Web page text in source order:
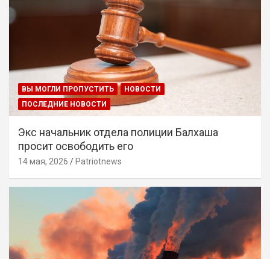
ВЫ МОГЛИ ПРОПУСТИТЬ
НОВОСТИ
ПОСЛЕДНИЕ НОВОСТИ
Экс начальник отдела полиции Балхаша
просит освободить его
14 мая, 2026 Patriotnews